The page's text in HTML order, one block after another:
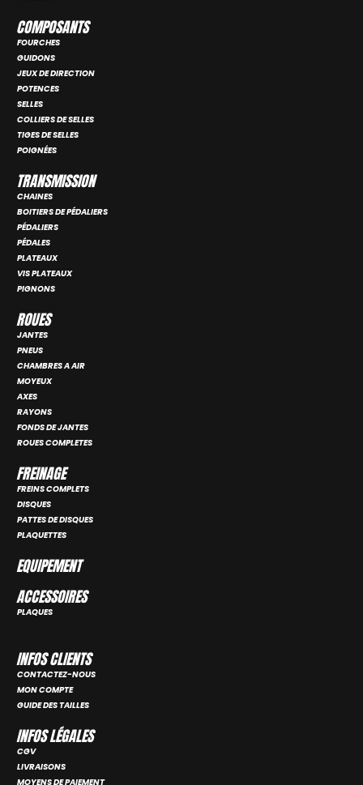
COMPOSANTS
FOURCHES
GUIDONS
JEUX DE DIRECTION
POTENCES
SELLES
COLLIERS DE SELLES
TIGES DE SELLES
POIGNÉES
TRANSMISSION
CHAINES
BOITIERS DE PÉDALIERS
PÉDALIERS
PÉDALES
PLATEAUX
VIS PLATEAUX
PIGNONS
ROUES
JANTES
PNEUS
CHAMBRES A AIR
MOYEUX
AXES
RAYONS
FONDS DE JANTES
ROUES COMPLETES
FREINAGE
FREINS COMPLETS
DISQUES
PATTES DE DISQUES
PLAQUETTES
EQUIPEMENT
ACCESSOIRES
PLAQUES
INFOS CLIENTS
CONTACTEZ-NOUS
MON COMPTE
GUIDE DES TAILLES
INFOS LÉGALES
CGV
LIVRAISONS
MOYENS DE PAIEMENT